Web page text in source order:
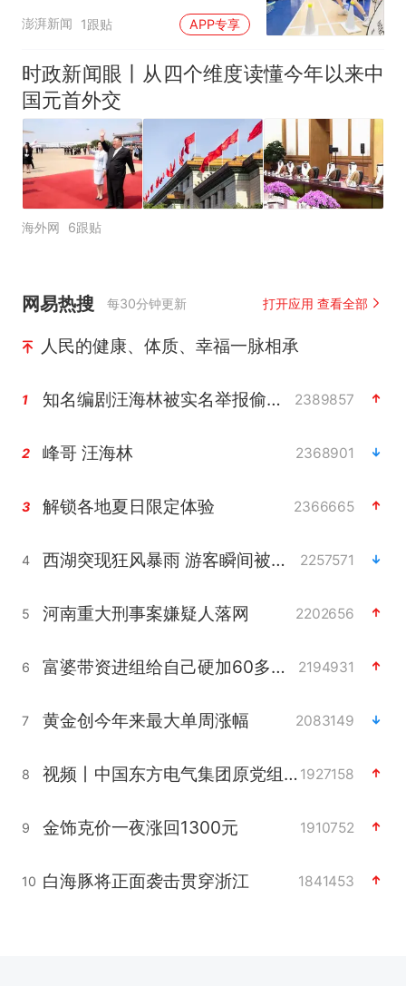
动
澎湃新闻 1跟贴 APP专享
时政新闻眼丨从四个维度读懂今年以来中
国元首外交
海外网 6跟贴
网易热搜 每30分钟更新 打开应用 查看全部
人民的健康、体质、幸福一脉相承
1 知名编剧汪海林被实名举报偷税漏税 2389857
2 峰哥 汪海林 2368901
3 解锁各地夏日限定体验 2366665
4 西湖突现狂风暴雨 游客瞬间被浇透 2257571
5 河南重大刑事案嫌疑人落网 2202656
6 富婆带资进组给自己硬加60多场吻戏 2194931
7 黄金创今年来最大单周涨幅 2083149
8 视频丨中国东方电气集团原党组副书记、董事宋致远被查 1927158
9 金饰克价一夜涨回1300元 1910752
10 白海豚将正面袭击贯穿浙江 1841453